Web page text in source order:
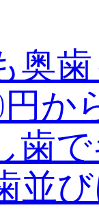
奥歯
円か
歯
並